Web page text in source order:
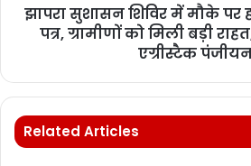
झापरा सुशासन शिविर में मौके पर
पत्र, ग्रामीणों को मिली बड़ी
एग्रीस्टैक
Related Articles